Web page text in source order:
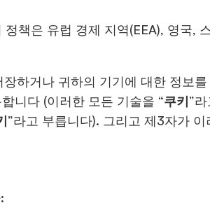
책은 유럽 경제 지역(EEA), 영국,
하거나 귀하의 기기에 대한 정보
니다 (이러한 모든 기술을 “쿠키”
”라고 부릅니다). 그리고 제3자가